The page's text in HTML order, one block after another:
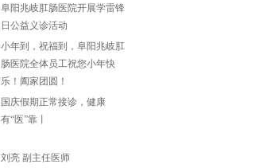
阜阳兆岐肛肠医院开展学雷锋
日公益义诊活动
小年到，祝福到，阜阳兆岐肛
肠医院全体员工祝您小年快
乐！阖家团圆！
国庆假期正常接诊，健康
有“医”靠丨
刘亮 副主任医师